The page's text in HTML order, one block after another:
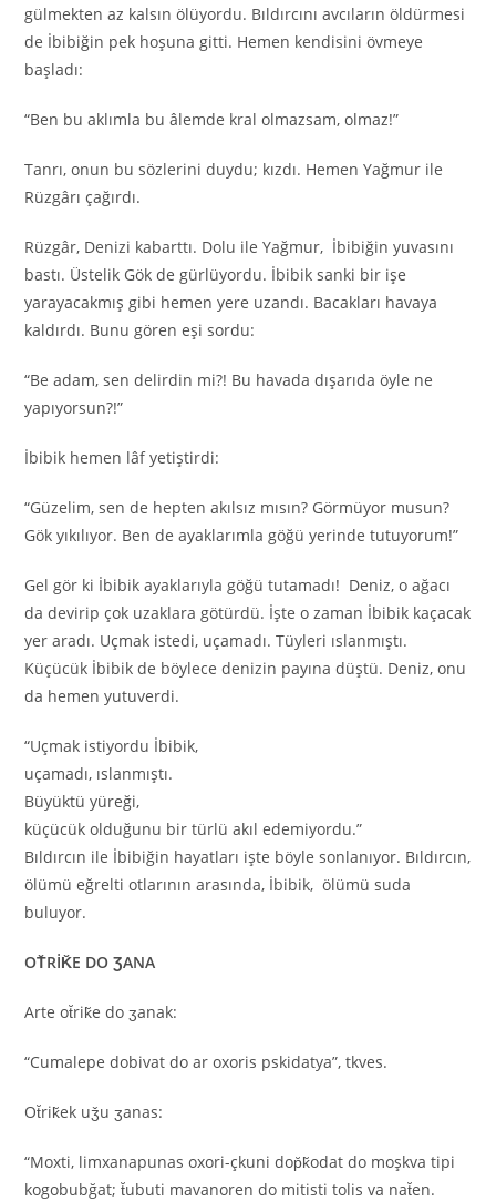
gülmekten az kalsın ölüyordu. Bıldırcını avcıların öldürmesi
de İbibiğin pek hoşuna gitti. Hemen kendisini övmeye
başladı:
“Ben bu aklımla bu âlemde kral olmazsam, olmaz!”
Tanrı, onun bu sözlerini duydu; kızdı. Hemen Yağmur ile
Rüzgârı çağırdı.
Rüzgâr, Denizi kabarttı. Dolu ile Yağmur, İbibiğin yuvasını
bastı. Üstelik Gök de gürlüyordu. İbibik sanki bir işe
yarayacakmış gibi hemen yere uzandı. Bacakları havaya
kaldırdı. Bunu gören eşi sordu:
“Be adam, sen delirdin mi?! Bu havada dışarıda öyle ne
yapıyorsun?!”
İbibik hemen lâf yetiştirdi:
“Güzelim, sen de hepten akılsız mısın? Görmüyor musun?
Gök yıkılıyor. Ben de ayaklarımla göğü yerinde tutuyorum!”
Gel gör ki İbibik ayaklarıyla göğü tutamadı! Deniz, o ağacı
da devirip çok uzaklara götürdü. İşte o zaman İbibik kaçacak
yer aradı. Uçmak istedi, uçamadı. Tüyleri ıslanmıştı.
Küçücük İbibik de böylece denizin payına düştü. Deniz, onu
da hemen yutuverdi.
“Uçmak istiyordu İbibik,
uçamadı, ıslanmıştı.
Büyüktü yüreği,
küçücük olduğunu bir türlü akıl edemiyordu.”
Bıldırcın ile İbibiğin hayatları işte böyle sonlanıyor. Bıldırcın,
ölümü eğrelti otlarının arasında, İbibik, ölümü suda
buluyor.
OT̆RİK̆E DO ƷANA
Arte ot̆rik̆e do ʒanak:
“Cumalepe dobivat do ar oxoris pskidatya”, tkves.
Ot̆rik̆ek uǯu ʒanas:
“Moxti, limxanapunas oxori-çkuni dop̆k̆odat do moşkva tipi
kogobubğat; t̆ubuti mavanoren do mitisti tolis va nat̆en.